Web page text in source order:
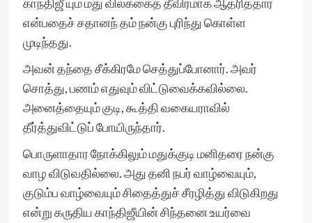
என்பதைச் சதானந் தம் நன்கு புரிந்து கொள்ள
முடிந்தது.
அவன் தந்தை சீக்கிரமே செத்துப்போனார். அவர்
சொத்து, பணம் எதுவும் விட்டுவைக்கவில்லை.
அனைத்தையும் குடி, கூத்தி வகையராவில்
தீர்த்துவிட்டுப் போயிருந்தார்.
பொருளாதார நோக்கிலும் மதுக்குடி மனிதரை நன்கு
வாழ விடுவதில்லை. அது தனி நபர் வாழ்வையும்,
குடும்ப வாழ்வையும் சிதைத்துச் சீரழித்து விடுகிறது
என்று கருதிய காந்திஜீயின் சிந்தனை உயர்வை